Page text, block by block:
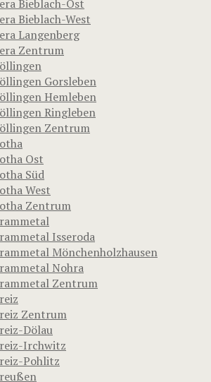
Bieblach-Ost
Bieblach-West
Langenberg
Zentrum
Gorsleben
Hemleben
Ringleben
Zentrum
Ost
Süd
West
Zentrum
Isseroda
Mönchenholzhausen
Nohra
Zentrum
Zentrum
Dölau
Irchwitz
Pohlitz